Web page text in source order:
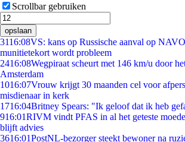
Scrollbar gebruiken
opslaan
3116:08VS: kans op Russische aanval op
munitietekort wordt probleem
2416:08Wegpiraat scheurt met 146 km/u door
Amsterdam
1016:07Vrouw krijgt 30 maanden cel voor
misdienaar in kerk
1716:04Britney Spears: "Ik geloof dat ik heb
916:01RIVM vindt PFAS in al het geteste
blijft advies
3616:01PostNL-bezorger steekt bewoner na